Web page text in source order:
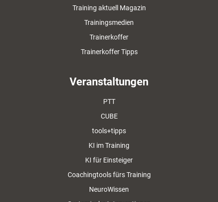
Training aktuell Magazin
Trainingsmedien
Trainerkoffer
Trainerkoffer Tipps
Veranstaltungen
PTT
CUBE
tools+tipps
KI im Training
KI für Einsteiger
Coachingtools fürs Training
NeuroWissen